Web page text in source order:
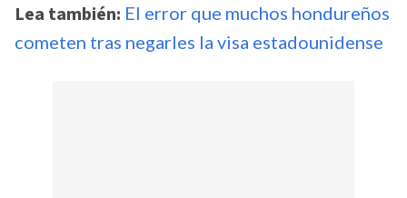
Lea también: El error que muchos hondureños
cometen tras negarles la visa estadounidense